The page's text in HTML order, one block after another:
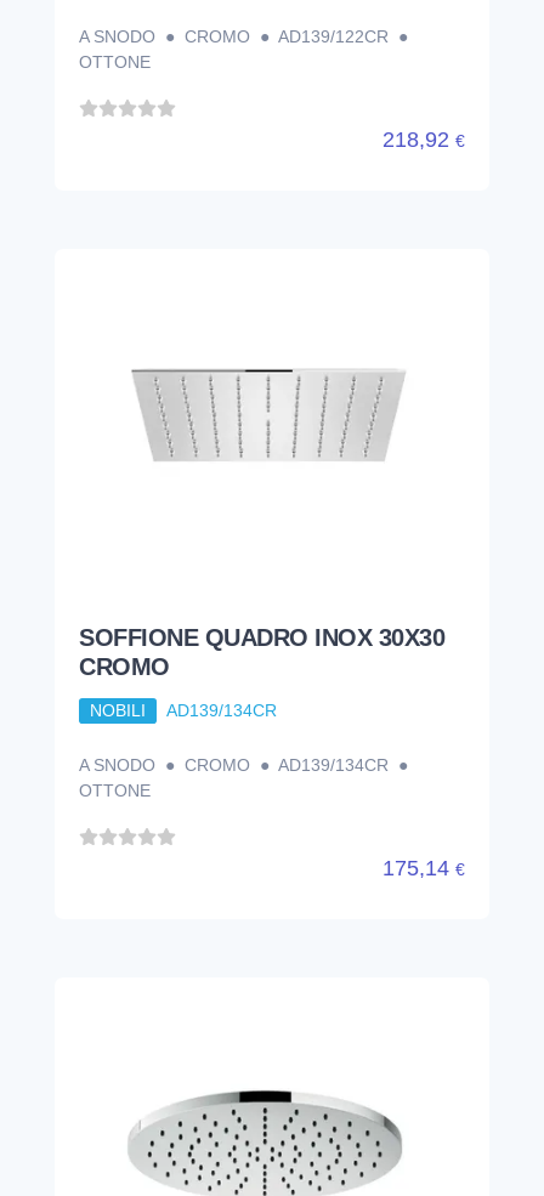
A SNODO ● CROMO ● AD139/122CR ●
OTTONE
218,92 €
SOFFIONE QUADRO INOX 30X30
CROMO
NOBILI AD139/134CR
A SNODO ● CROMO ● AD139/134CR ●
OTTONE
175,14 €